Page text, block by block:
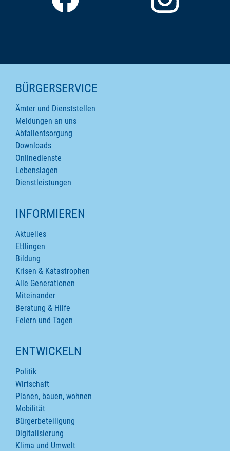
SEITENINHALTE
BÜRGERSERVICE
Ämter und Dienststellen
Meldungen an uns
Abfallentsorgung
Downloads
Onlinedienste
Lebenslagen
Dienstleistungen
INFORMIEREN
Aktuelles
Ettlingen
Bildung
Krisen & Katastrophen
Alle Generationen
Miteinander
Beratung & Hilfe
Feiern und Tagen
ENTWICKELN
Politik
Wirtschaft
Planen, bauen, wohnen
Mobilität
Bürgerbeteiligung
Digitalisierung
Klima und Umwelt